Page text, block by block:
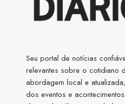
Seu portal de notícias
relevantes sobre o cotidiano
abordagem local e
dos eventos e